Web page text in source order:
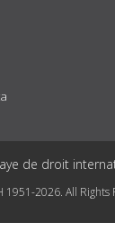
de droit
1951-2026. All Rights